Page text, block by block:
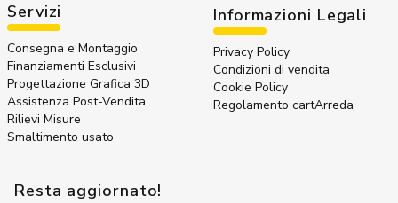
Servizi
Consegna e Montaggio
Finanziamenti Esclusivi
Progettazione Grafica 3D
Assistenza Post-Vendita
Rilievi Misure
Smaltimento usato
Informazioni Legali
Privacy Policy
Condizioni di vendita
Cookie Policy
Regolamento cartArreda
Resta aggiornato!